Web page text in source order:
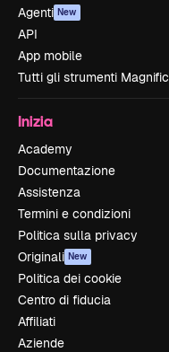
Agenti New
API
App mobile
Tutti gli strumenti Magnific
Inizia
Academy
Documentazione
Assistenza
Termini e condizioni
Politica sulla privacy
Originali New
Politica dei cookie
Centro di fiducia
Affiliati
Aziende